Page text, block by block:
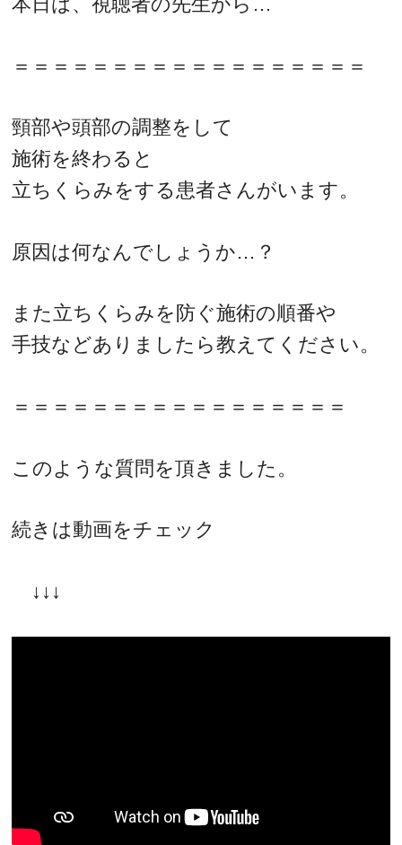
＝＝＝＝＝＝＝＝＝＝＝＝＝＝＝＝＝＝
頸部や頭部の調整をして
施術を終わると
立ちくらみをする患者さんがいます。
原因は何なんでしょうか…？
また立ちくらみを防ぐ施術の順番や
手技などありましたら教えてください。
＝＝＝＝＝＝＝＝＝＝＝＝＝＝＝＝＝
このような質問を頂きました。
続きは動画をチェック
↓↓↓